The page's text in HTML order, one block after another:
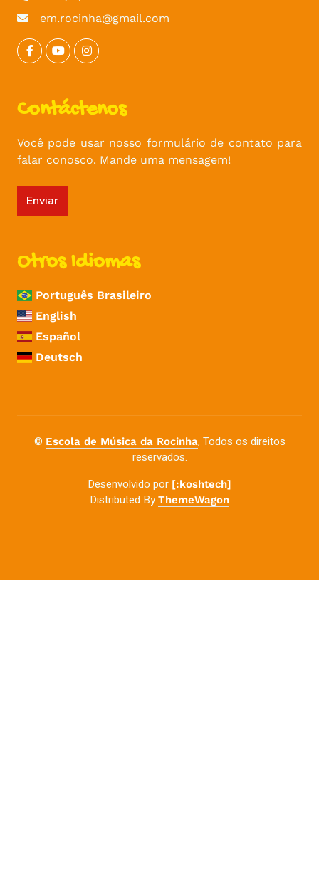
em.rocinha@gmail.com
Contáctenos
Você pode usar nosso formulário de contato para
falar conosco. Mande uma mensagem!
Enviar
Otros Idiomas
Português Brasileiro
English
Español
Deutsch
© Escola de Música da Rocinha, Todos os direitos
reservados.
Desenvolvido por [:koshtech]
Distributed ByThemeWagon